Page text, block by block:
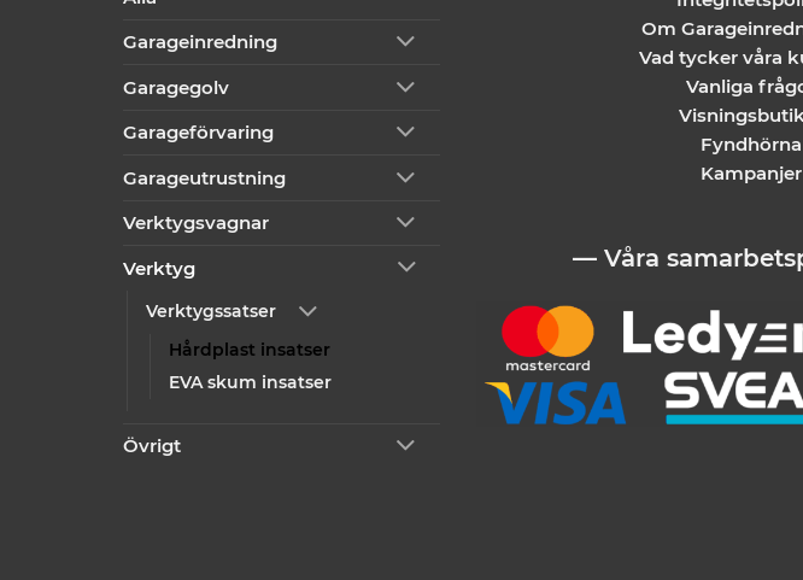
Garageinredning
Garagegolv
Garageförvaring
Garageutrustning
Verktygsvagnar
Verktyg
Verktygssatser
Hårdplast insatser
EVA skum insatser
Övrigt
Om
Vad tycker våra
Vanliga
Fyndhörna
Kampanjer
— Våra